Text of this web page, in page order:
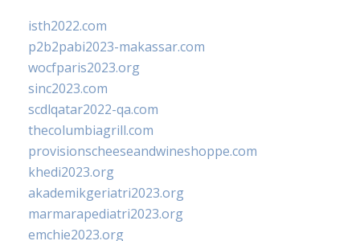
isth2022.com
p2b2pabi2023-makassar.com
wocfparis2023.org
sinc2023.com
scdlqatar2022-qa.com
thecolumbiagrill.com
provisionscheeseandwineshoppe.com
khedi2023.org
akademikgeriatri2023.org
marmarapediatri2023.org
emchie2023.org